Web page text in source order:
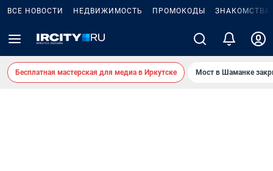
ВСЕ НОВОСТИ НЕДВИЖИМОСТЬ ПРОМОКОДЫ ЗНАКОМСТВА
Бесплатная мастерская для медиа в Иркутске Мост в Шаманке